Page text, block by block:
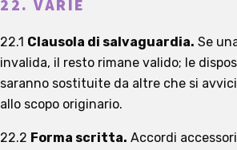
22. VARIE
22.1 Clausola di salvaguardia. Se
invalida, il resto rimane valido; le
saranno sostituite da altre che si
allo scopo originario.
22.2 Forma scritta. Accordi